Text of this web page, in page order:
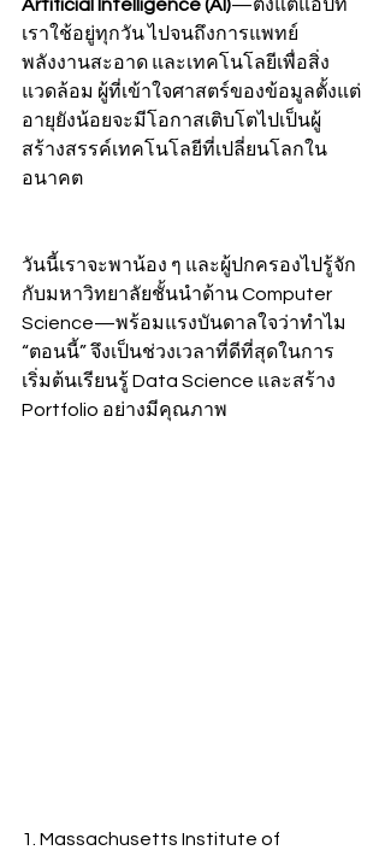
Artificial Intelligence (AI)—ตั้งแต่แอปที่
เราใช้อยู่ทุกวัน ไปจนถึงการแพทย์
พลังงานสะอาด และเทคโนโลยีเพื่อสิ่ง
แวดล้อม ผู้ที่เข้าใจศาสตร์ของข้อมูลตั้งแต่
อายุยังน้อยจะมีโอกาสเติบโตไปเป็นผู้
สร้างสรรค์เทคโนโลยีที่เปลี่ยนโลกใน
อนาคต
วันนี้เราจะพาน้อง ๆ และผู้ปกครองไปรู้จัก
กับมหาวิทยาลัยชั้นนำด้าน Computer
Science—พร้อมแรงบันดาลใจว่าทำไม
“ตอนนี้” จึงเป็นช่วงเวลาที่ดีที่สุดในการ
เริ่มต้นเรียนรู้ Data Science และสร้าง
Portfolio อย่างมีคุณภาพ
1. Massachusetts Institute of